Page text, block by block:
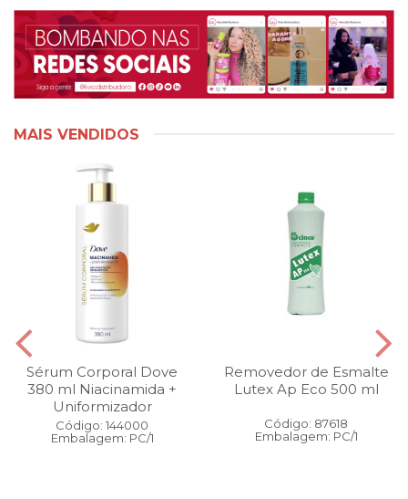
MAIS VENDIDOS
Sérum Corporal Dove
380 ml Niacinamida +
Uniformizador
Código: 144000
Embalagem: PC/1
Removedor de Esmalte
Lutex Ap Eco 500 ml
Código: 87618
Embalagem: PC/1